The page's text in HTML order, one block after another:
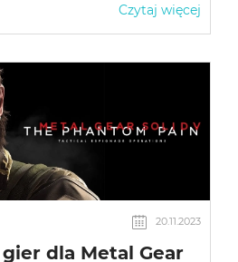
Czytaj więcej
20.11.2023
dla Metal Gear